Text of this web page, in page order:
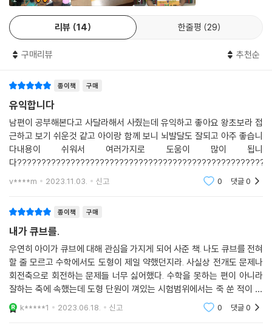
리뷰 14 한줄평 29
구매리뷰 추천순
종이책 구매
유익합니다
남편이 공부해본다고 사달라해서 사줬는데 유익하고 좋아요 왕초보라 접
근하고 보기 쉬운것 같고 아이랑 함께 보니 뇌발달도 잘되고 아주 좋습니
다내용이 쉬워서 여러가지로 도움이 많이 됩니
다
v****m 2023.11.03. 신고 0 댓글0
종이책 구매
내가 큐브를.
우연히 아이가 큐브에 대해 관심을 가지게 되어 사준 책. 나도 큐브를 전혀
할 줄 모르고 수학에서도 도형이 제일 약했던지라. 사실상 전개도 문제나
회전축으로 회전하는 문제들 너무 싫어했다. 수학을 못하는 편이 아니라
잘하는 축에 속했는데 도형 단원이 껴있는 시험범위에서는 죽 쑨 적이 받
았었다. 그런데 아이가 큐브에 관심을 가지고 나한테도 물어보니 같이 더
듬더듬 유
k*****1 2023.06.18. 신고 0 댓글0